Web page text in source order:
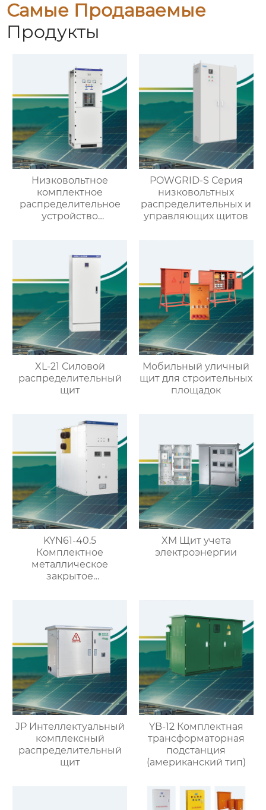
Самые Продаваемые
Продукты
Низковольтное
комплектное
распределительное
устройство
POWGRID-S Серия
низковольтных
распределительных и
управляющих щитов
XL-21 Силовой
распределительный
щит
Мобильный уличный
щит для строительных
площадок
KYN61-40.5
Комплектное
металлическое
закрытое
элементами
XM Щит учета
электроэнергии
JP Интеллектуальный
комплексный
распределительный
щит
YB-12 Комплектная
трансформаторная
подстанция
(американский тип)